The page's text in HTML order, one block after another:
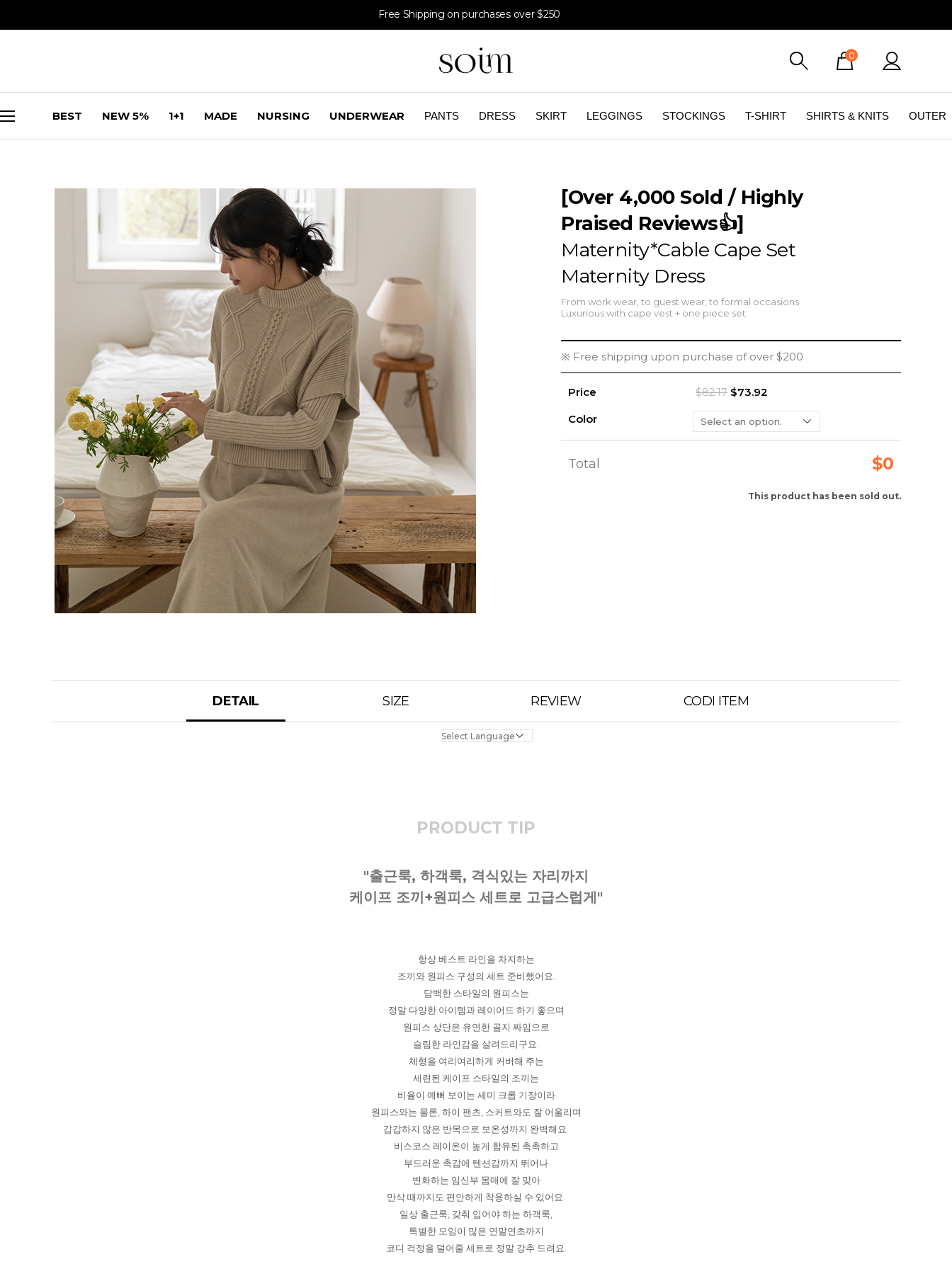
Free Shipping on purchases over $250
0
BEST NEW 5% 1+1 MADE NURSING UNDERWEAR PANTS DRESS SKIRT LEGGINGS STOCKINGS T-SHIRT SHIRTS & KNITS OUTER
[Over 4,000 Sold / Highly
Praised Reviews👍]
Maternity*Cable Cape Set
Maternity Dress
From work wear, to guest wear, to formal occasions
Luxurious with cape vest + one piece set
※ Free shipping upon purchase of over $200
Price $82.17 $73.92
Color
Total $0
This product has been sold out.
DETAIL SIZE REVIEW CODI ITEM
PRODUCT TIP
"출근룩, 하객룩, 격식있는 자리까지
케이프 조끼+원피스 세트로 고급스럽게"
항상 베스트 라인을 차지하는
조끼와 원피스 구성의 세트 준비했어요.
담백한 스타일의 원피스는
정말 다양한 아이템과 레이어드 하기 좋으며
원피스 상단은 유연한 골지 짜임으로
슬림한 라인감을 살려드리구요.
체형을 여리여리하게 커버해 주는
세련된 케이프 스타일의 조끼는
비율이 예뻐 보이는 세미 크롭 기장이라
원피스와는 물론, 하이 팬츠, 스커트와도 잘 어울리며
갑갑하지 않은 반목으로 보온성까지 완벽해요.
비스코스 레이온이 높게 함유된 촉촉하고
부드러운 촉감에 텐션감까지 뛰어나
변화하는 임신부 몸매에 잘 맞아
만삭 때까지도 편안하게 착용하실 수 있어요.
일상 출근룩, 갖춰 입어야 하는 하객룩,
특별한 모임이 많은 연말연초까지
코디 걱정을 덜어줄 세트로 정말 강추 드려요.